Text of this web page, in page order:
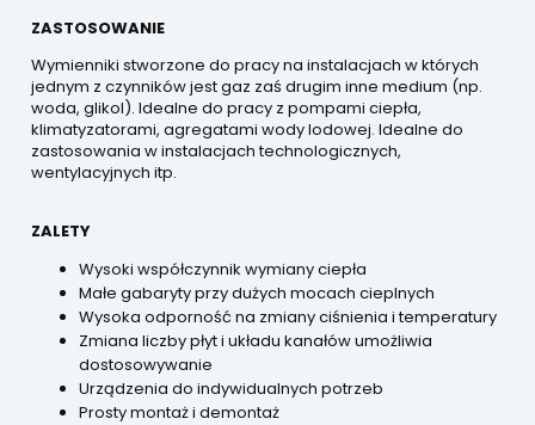
ZASTOSOWANIE
Wymienniki stworzone do pracy na instalacjach w których
jednym z czynników jest gaz zaś drugim inne medium (np.
woda, glikol). Idealne do pracy z pompami ciepła,
klimatyzatorami, agregatami wody lodowej. Idealne do
zastosowania w instalacjach technologicznych,
wentylacyjnych itp.
ZALETY
Wysoki współczynnik wymiany ciepła
Małe gabaryty przy dużych mocach cieplnych
Wysoka odporność na zmiany ciśnienia i temperatury
Zmiana liczby płyt i układu kanałów umożliwia
dostosowywanie
Urządzenia do indywidualnych potrzeb
Prosty montaż i demontaż